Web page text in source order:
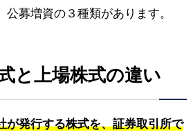
募増資の３種類があります。
と上場株式の違い
が発行する株式を、証券取引所で